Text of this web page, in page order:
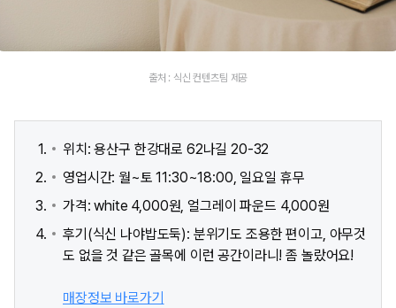
출처 : 식신 컨텐츠팀 제공
위치: 용산구 한강대로 62나길 20-32
영업시간: 월~토 11:30~18:00, 일요일 휴무
가격: white 4,000원, 얼그레이 파운드 4,000원
후기(식신 나야밥도둑): 분위기도 조용한 편이고, 아무것
도 없을 것 같은 골목에 이런 공간이라니! 좀 놀랐어요!
매장정보 바로가기